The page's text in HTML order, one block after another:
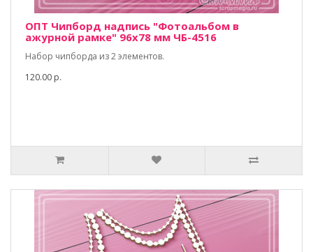
ОПТ Чипборд надпись "Фотоальбом в
ажурной рамке" 96х78 мм ЧБ-4516
Набор чипборда из 2 элементов.
120.00 р.